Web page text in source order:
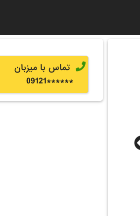
تماس با میزبان
******
09121